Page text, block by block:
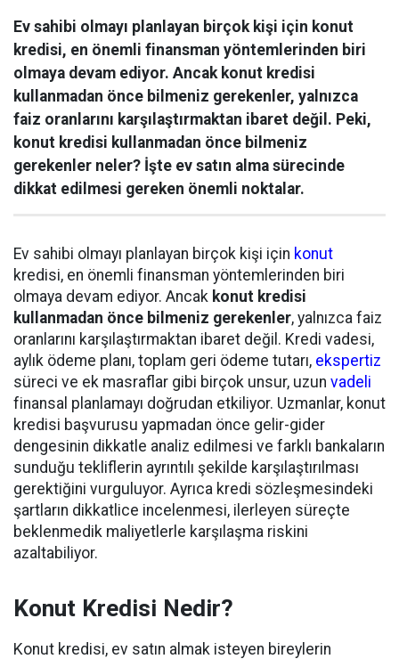
Ev sahibi olmayı planlayan birçok kişi için konut
kredisi, en önemli finansman yöntemlerinden biri
olmaya devam ediyor. Ancak konut kredisi
kullanmadan önce bilmeniz gerekenler, yalnızca
faiz oranlarını karşılaştırmaktan ibaret değil. Peki,
konut kredisi kullanmadan önce bilmeniz
gerekenler neler? İşte ev satın alma sürecinde
dikkat edilmesi gereken önemli noktalar.
Ev sahibi olmayı planlayan birçok kişi için konut
kredisi, en önemli finansman yöntemlerinden biri
olmaya devam ediyor. Ancak konut kredisi
kullanmadan önce bilmeniz gerekenler, yalnızca faiz
oranlarını karşılaştırmaktan ibaret değil. Kredi vadesi,
aylık ödeme planı, toplam geri ödeme tutarı, ekspertiz
süreci ve ek masraflar gibi birçok unsur, uzun vadeli
finansal planlamayı doğrudan etkiliyor. Uzmanlar, konut
kredisi başvurusu yapmadan önce gelir-gider
dengesinin dikkatle analiz edilmesi ve farklı bankaların
sunduğu tekliflerin ayrıntılı şekilde karşılaştırılması
gerektiğini vurguluyor. Ayrıca kredi sözleşmesindeki
şartların dikkatlice incelenmesi, ilerleyen süreçte
beklenmedik maliyetlerle karşılaşma riskini
azaltabiliyor.
Konut Kredisi Nedir?
Konut kredisi, ev satın almak isteyen bireylerin